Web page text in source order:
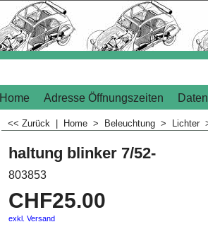
Home Adresse Öffnungszeiten
<< Zurück Home > Beleuchtung > Lichter
haltung blinker 7/52-
803853
CHF25.00
exkl. Versand